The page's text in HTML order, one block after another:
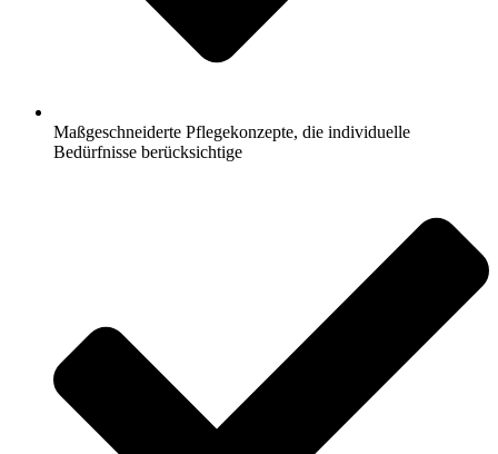
Maßgeschneiderte Pflegekonzepte, die individuelle
Bedürfnisse berücksichtige